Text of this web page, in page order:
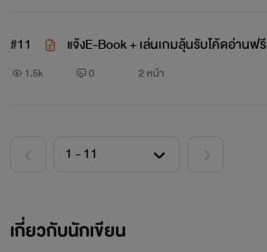
#11 แจ้งE-Book + เล่นเกมลุ้นรับโค้ดอ่านฟรี
1.5k 0 2 หน้า
เกี่ยวกับนักเขียน